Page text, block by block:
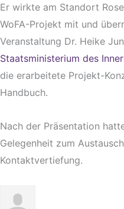
Er wirkte am Standort
WoFA-Projekt mit und
Veranstaltung Dr. Heike
Staatsministerium des
die erarbeitete Projekt-
Handbuch.
Nach der Präsentation
Gelegenheit zum
Kontaktvertiefung.